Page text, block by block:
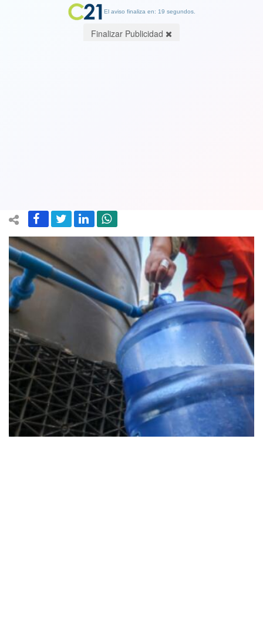
El aviso finaliza en: 19 segundos.
Finalizar Publicidad